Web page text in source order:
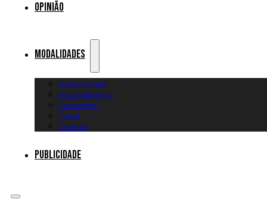
Opinião
Modalidades
Artes Marciais
Automobilismo
Canoagem
Futsal
Diversos
Publicidade